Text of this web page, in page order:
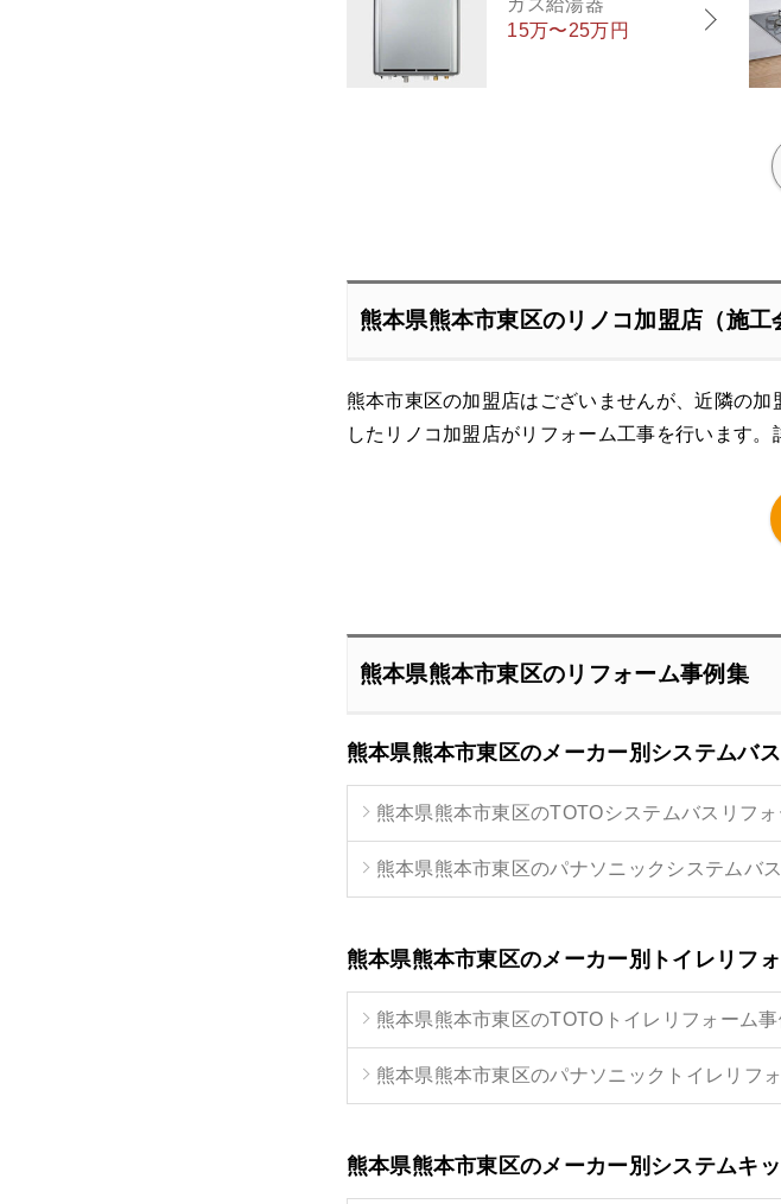
15万〜25万円
熊本県熊本市東区のリノコ加盟店（施工
熊本市東区の加盟店はございませんが、近隣の
したリノコ加盟店がリフォーム工事を行います。
熊本県熊本市東区のリフォーム事例集
熊本県熊本市東区のメーカー別システムバ
熊本県熊本市東区のTOTOシステムバスリフォ
熊本県熊本市東区のパナソニックシステムバ
熊本県熊本市東区のメーカー別トイレリフ
熊本県熊本市東区のTOTOトイレリフォーム事
熊本県熊本市東区のパナソニックトイレリフ
熊本県熊本市東区のメーカー別システムキ